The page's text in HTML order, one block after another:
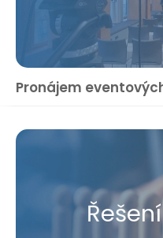
Pronájem